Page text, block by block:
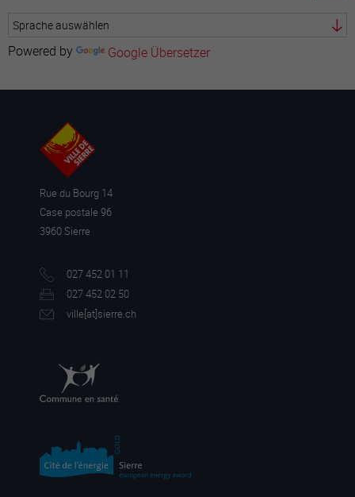
Powered by Google Übersetzer
Rue du Bourg 14
Case postale 96
3960 Sierre
027 452 01 11
027 452 02 50
ville[at]sierre.ch